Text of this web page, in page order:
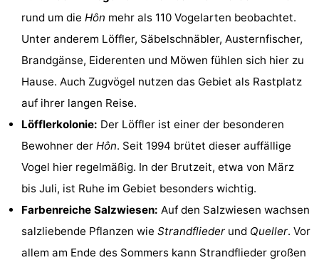
Sport
Schwimmbader
Wandern
Surfen
rund um die Hôn mehr als 110 Vogelarten beobachtet.
Unter anderem Löffler, Säbelschnäbler, Austernfischer,
Brandgänse, Eiderenten und Möwen fühlen sich hier zu
Hause. Auch Zugvögel nutzen das Gebiet als Rastplatz
auf ihrer langen Reise.
Löfflerkolonie: Der Löffler ist einer der besonderen
Bewohner der Hôn. Seit 1994 brütet dieser auffällige
Vogel hier regelmäßig. In der Brutzeit, etwa von März
bis Juli, ist Ruhe im Gebiet besonders wichtig.
Farbenreiche Salzwiesen: Auf den Salzwiesen wachsen
salzliebende Pflanzen wie Strandflieder und Queller. Vor
allem am Ende des Sommers kann Strandflieder großen